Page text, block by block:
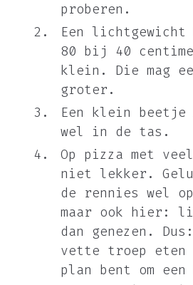
proberen.
Een lichtgewicht
80 bij 40
klein. Die mag
groter.
Een klein beetje
wel in de tas.
Op pizza met
niet lekker.
de rennies wel
maar ook hier:
dan genezen.
vette troep
plan bent om